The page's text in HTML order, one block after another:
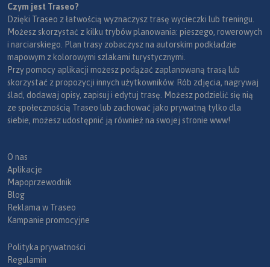
Czym jest Traseo?
Dzięki Traseo z łatwością wyznaczysz trasę wycieczki lub treningu.
Możesz skorzystać z kilku trybów planowania: pieszego, rowerowych
i narciarskiego. Plan trasy zobaczysz na autorskim podkładzie
mapowym z kolorowymi szlakami turystycznymi.
Przy pomocy aplikacji możesz podążać zaplanowaną trasą lub
skorzystać z propozycji innych użytkowników. Rób zdjęcia, nagrywaj
ślad, dodawaj opisy, zapisuj i edytuj trasę. Możesz podzielić się nią
ze społecznością Traseo lub zachować jako prywatną tylko dla
siebie, możesz udostępnić ją również na swojej stronie www!
O nas
Aplikacje
Mapoprzewodnik
Blog
Reklama w Traseo
Kampanie promocyjne
Polityka prywatności
Regulamin